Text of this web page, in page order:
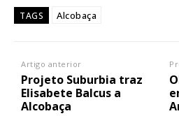
TAGS Alcobaça
Artigo anterior
Projeto Suburbia traz
Elisabete Balcus a
Alcobaça